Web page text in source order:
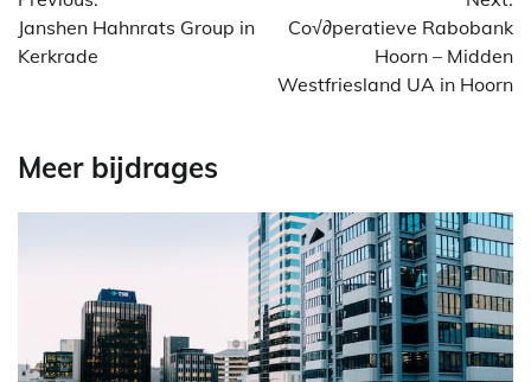
Janshen Hahnrats Group in
Kerkrade
Co√∂peratieve Rabobank
Hoorn – Midden
Westfriesland UA in Hoorn
Meer bijdrages